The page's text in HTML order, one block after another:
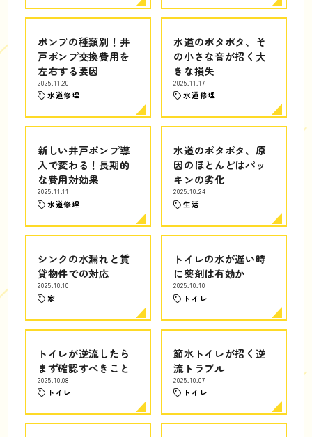
ポンプの種類別！井
戸ポンプ交換費用を
左右する要因
2025.11.20
水道修理
水道のポタポタ、そ
の小さな音が招く大
きな損失
2025.11.17
水道修理
新しい井戸ポンプ導
入で変わる！長期的
な費用対効果
2025.11.11
水道修理
水道のポタポタ、原
因のほとんどはパッ
キンの劣化
2025.10.24
生活
シンクの水漏れと賃
貸物件での対応
2025.10.10
家
トイレの水が遅い時
に薬剤は有効か
2025.10.10
トイレ
トイレが逆流したら
まず確認すべきこと
2025.10.08
トイレ
節水トイレが招く逆
流トラブル
2025.10.07
トイレ